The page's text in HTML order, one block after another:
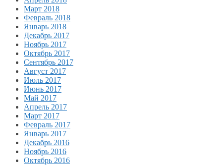
Март 2018
Февраль 2018
Январь 2018
Декабрь 2017
Ноябрь 2017
Октябрь 2017
Сентябрь 2017
Август 2017
Июль 2017
Июнь 2017
Май 2017
Апрель 2017
Март 2017
Февраль 2017
Январь 2017
Декабрь 2016
Ноябрь 2016
Октябрь 2016